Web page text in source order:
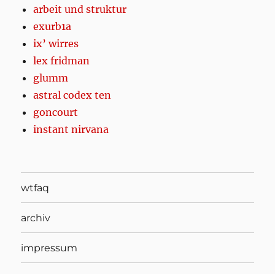
arbeit und struktur
exurb1a
ix’ wirres
lex fridman
glumm
astral codex ten
goncourt
instant nirvana
wtfaq
archiv
impressum